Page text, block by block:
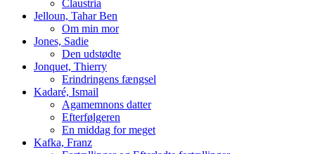
Claustria
Jelloun, Tahar Ben
Om min mor
Jones, Sadie
Den udstødte
Jonquet, Thierry
Erindringens fængsel
Kadaré, Ismail
Agamemnons datter
Efterfølgeren
En middag for meget
Kafka, Franz